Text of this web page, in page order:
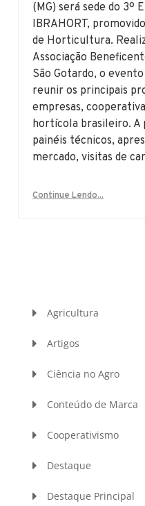
(MG) será sede do 3º
IBRAHORT,
de Horticultura.
Associação
São Gotardo, o
reunir os principais
empresas,
hortícola brasileiro. A
painéis técnicos,
mercado, visitas de
Continue Lendo...
Agricultura
Artigos
Ciência no Agro
Conteúdo de Marca
Cooperativismo
Destaque
Destaque Principal